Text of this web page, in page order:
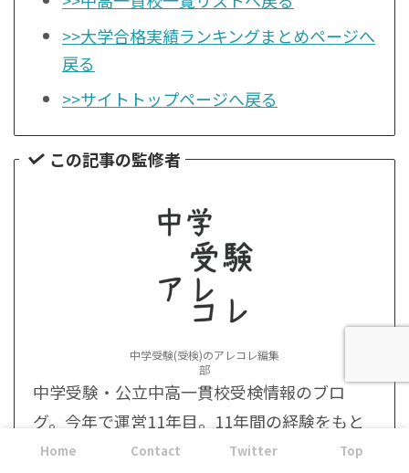
>>大学合格実績ランキングまとめページへ
戻る
>>サイトトップページへ戻る
この記事の監修者
中学受験(受検)のアレコレ編集
部
中学受験・公立中高一貫校受検情報のブロ
グ。今年で運営11年目。11年間の経験をもと
に中学受験、高校・大学受験・教育の情報・
Home Contact Twitter Top